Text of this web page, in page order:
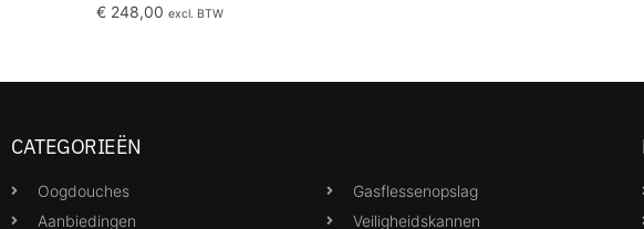
€ 248,00 excl. BTW
CATEGORIEËN
Oogdouches
Aanbiedingen
Gasflessenopslag
Veiligheidskannen